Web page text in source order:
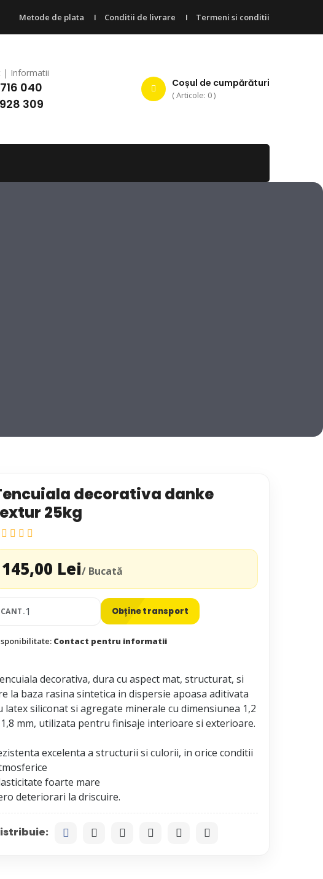
Metode de plata Conditii de livrare Termeni si conditii
| Informatii
040
309
Coșul de cumpărături
( Articole: 0 )
decorativa danke
25kg
145,00 Lei/ Bucată
CANT. Obține transport
Contact pentru informatii
decorativa, dura cu aspect mat, structurat, si
la baza rasina sintetica in dispersie apoasa aditivata
latex siliconat si agregate minerale cu dimensiunea 1,2
mm, utilizata pentru finisaje interioare si exterioare.
excelenta a structurii si culorii, in orice conditii
foarte mare